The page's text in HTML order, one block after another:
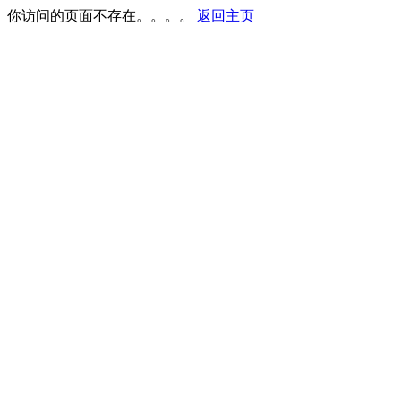
你访问的页面不存在。。。。 返回主页